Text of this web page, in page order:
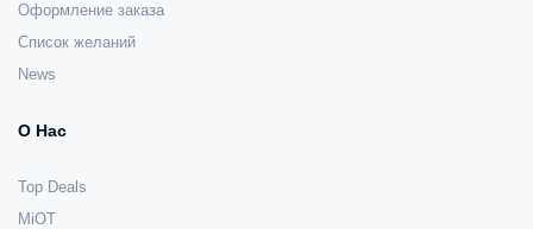
Оформление заказа
Список желаний
News
О Нас
Top Deals
MiOT